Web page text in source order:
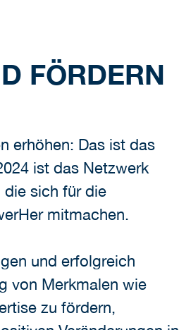
FÖRDERN
erhöhen: Das ist das
ist das Netzwerk
die sich für die
mitmachen.
und erfolgreich
von Merkmalen wie
zu fördern,